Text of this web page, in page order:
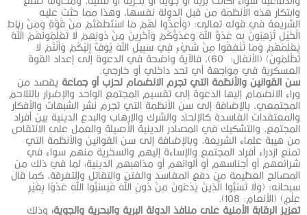
وابتكار هذه الأنظمة من قبل الدولة نفسها، وهذا مما حثت عليه
الشريعة في قوله تعالى: (وَأَعِدُّوا لَهُمْ مَا اسْتَطَعْتُمْ مِنْ قُوَّةٍ وَمِنْ رِبَاطِ
الْخَيْلِ تُرْهِبُونَ بِهِ عَدُوَّ اللَّهِ وَعَدُوَّكُمْ وَآخَرِينَ مِنْ دُونِهِمْ لَا تَعْلَمُونَهُمُ اللَّهُ
يَعْلَمُهُمْ وَمَا تُنْفِقُوا مِنْ شَيْءٍ فِي سَبِيلِ اللَّهِ يُوَفَّ إِلَيْكُمْ وَأَنْتُمْ لَا
تُظْلَمُونَ) (الأنفال: 60)، فالآية واضحة في الدعوة إلى إعداد القوة
العسكرية في مواجهة أي تحد داخلي أو خارجي.
سن القوانين والأنظمة التي تجرم الانضمام لحزب أو جماعة يقصد من
وراء الانضمام إليها الدعوة إلى تقسيم المجتمع الواحد والإضرار بالتلاحم
المجتمعي، بالإضافة إلى سن الأنظمة التي تجرم نشر الشبهات والأفكار
والمعتقدات الفاسدة كالإلحاد والشرك والإرهاب والبدع الدينية بين أفراد
المجتمع، والتشكيك في المصادر الدينية الأصيلة والعمل على الانتقاص
من هيبة علماء الشريعة، وبالإضافة إلى سن القوانين والأنظمة التي
تمنع ازدراء أفراد المجتمع والإساءة إليهم والسخرية منهم سواء في
شرائعهم أو أجناسهم أو ألوانهم أو مذاهبهم الدينية؛ لما في ذلك من
المصالح العظيمة من دفع المفاسد والفتن والتقاتل والتفرقة، كما قال
سبحانه: (وَلَا تَسُبُّوا الَّذِينَ يَدْعُونَ مِنْ دُونِ اللَّهِ فَيَسُبُّوا اللَّهَ عَدْوًا بِغَيْرِ
عِلْمٍ) (الأنعام: 108).
تعزيز الرقابة الأمنية على منافذ الدولة البرية والبحرية والجوية؛ وذلك